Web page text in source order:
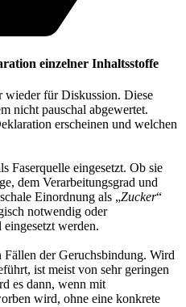
einzelner Inhaltsstoffe
wieder für Diskussion. Diese
nicht pauschal abgewertet.
erscheinen und welchen
Faserquelle eingesetzt. Ob sie
dem Verarbeitungsgrad und
Einordnung als „Zucker“
notwendig oder
werden.
Fällen der Geruchsbindung. Wird
ist meist von sehr geringen
es dann, wenn mit
wird, ohne eine konkrete